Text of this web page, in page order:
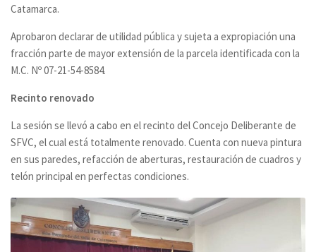
Catamarca.
Aprobaron declarar de utilidad pública y sujeta a expropiación una
fracción parte de mayor extensión de la parcela identificada con la
M.C. Nº 07-21-54-8584.
Recinto renovado
La sesión se llevó a cabo en el recinto del Concejo Deliberante de
SFVC, el cual está totalmente renovado. Cuenta con nueva pintura
en sus paredes, refacción de aberturas, restauración de cuadros y
telón principal en perfectas condiciones.